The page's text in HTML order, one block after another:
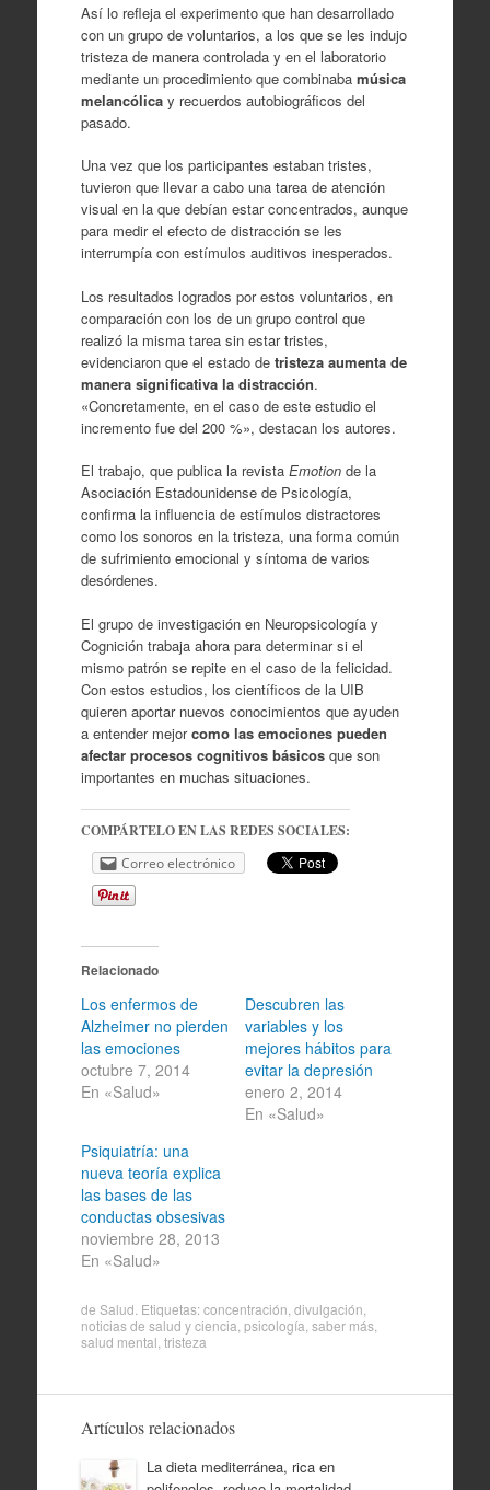
Así lo refleja el experimento que han desarrollado
con un grupo de voluntarios, a los que se les indujo
tristeza de manera controlada y en el laboratorio
mediante un procedimiento que combinaba música
melancólicay recuerdos autobiográficos del
pasado.
Una vez que los participantes estaban tristes,
tuvieron que llevar a cabo una tarea de atención
visual en la que debían estar concentrados, aunque
para medir el efecto de distracción se les
interrumpía con estímulos auditivos inesperados.
Los resultados logrados por estos voluntarios, en
comparación con los de un grupo control que
realizó la misma tarea sin estar tristes,
evidenciaron que el estado de tristeza aumenta de
manera significativa la distracción.
«Concretamente, en el caso de este estudio el
incremento fue del 200 %», destacan los autores.
El trabajo, que publica la revista Emotionde la
Asociación Estadounidense de Psicología,
confirma la influencia de estímulos distractores
como los sonoros en la tristeza, una forma común
de sufrimiento emocional y síntoma de varios
desórdenes.
El grupo de investigación en Neuropsicología y
Cognición trabaja ahora para determinar si el
mismo patrón se repite en el caso de la felicidad.
Con estos estudios, los científicos de la UIB
quieren aportar nuevos conocimientos que ayuden
a entender mejorcomo las emociones pueden
afectar procesos cognitivos básicosque son
importantes en muchas situaciones.
COMPÁRTELO EN LAS REDES SOCIALES:
Correo electrónico
Relacionado
Los enfermos de
Alzheimer no pierden
las emociones
octubre 7, 2014
En «Salud»
Descubren las
variables y los
mejores hábitos para
evitar la depresión
enero 2, 2014
En «Salud»
Psiquiatría: una
nueva teoría explica
las bases de las
conductas obsesivas
noviembre 28, 2013
En «Salud»
de Salud . Etiquetas:concentración divulgación
noticias de salud y ciencia psicología saber más,
salud mental tristeza
Artículos relacionados
La dieta mediterránea, rica en